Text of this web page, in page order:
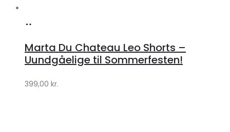
Klædeskabet.dk
Marta Du Chateau Leo Shorts –
Uundgåelige til Sommerfesten!
399,00 kr.